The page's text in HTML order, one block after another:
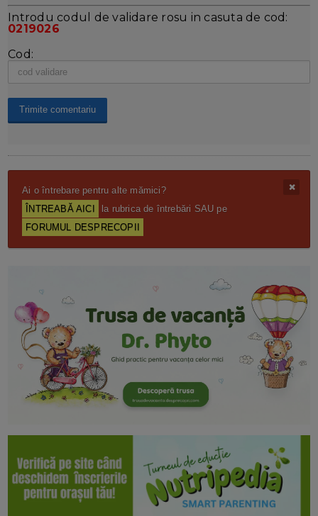
Introdu codul de validare rosu in casuta de cod:
0219026
Cod:
Ai o întrebare pentru alte mămici?
ÎNTREABĂ AICI
la rubrica de întrebări SAU pe
FORUMUL DESPRECOPII